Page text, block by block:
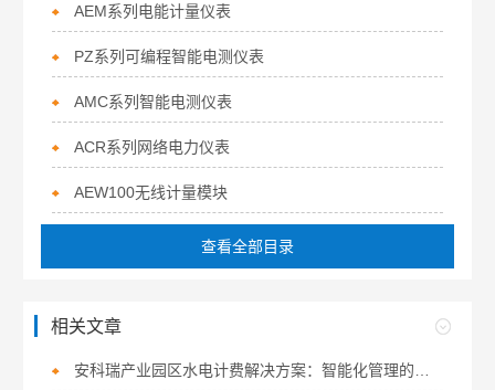
AEM系列电能计量仪表
PZ系列可编程智能电测仪表
AMC系列智能电测仪表
ACR系列网络电力仪表
AEW100无线计量模块
查看全部目录
相关文章